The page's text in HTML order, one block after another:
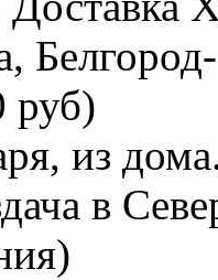
руб)
из
в